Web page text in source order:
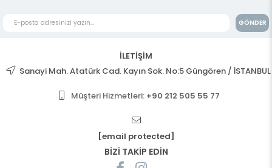
GÖNDER
İLETİŞİM
Sanayi Mah. Atatürk Cad. Kayın Sok. No:5 Güngören / İSTANBUL
Müşteri Hizmetleri: +90 212 505 55 77
[email protected]
BİZİ TAKİP EDİN